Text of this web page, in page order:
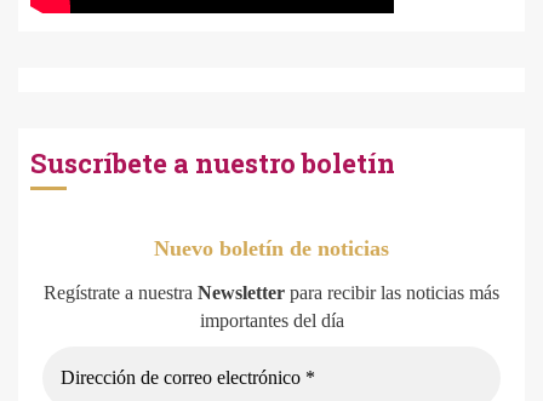
Suscríbete a nuestro boletín
Nuevo boletín de noticias
Regístrate a nuestra Newsletter para recibir las noticias más
importantes del día